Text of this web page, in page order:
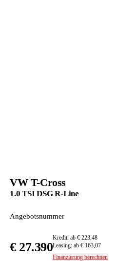
VW T-Cross
1.0 TSI DSG R-Line
Angebotsnummer
€ 27.390
Kredit: ab € 223,48
Leasing: ab € 163,07
Finanzierung berechnen